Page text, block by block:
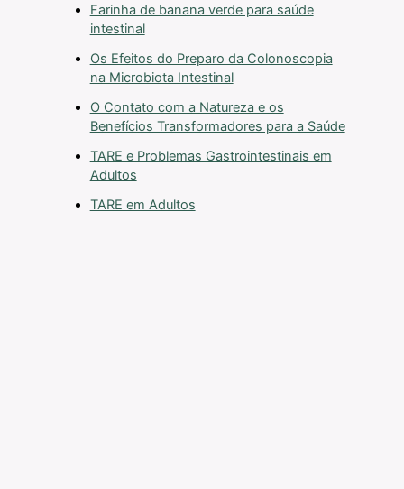
Farinha de banana verde para saúde
intestinal
Os Efeitos do Preparo da Colonoscopia
na Microbiota Intestinal
O Contato com a Natureza e os
Benefícios Transformadores para a Saúde
TARE e Problemas Gastrointestinais em
Adultos
TARE em Adultos